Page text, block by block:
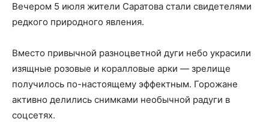
Вечером 5 июля жители Саратова стали свидетелями
редкого природного явления.
Вместо привычной разноцветной дуги небо украсили
изящные розовые и коралловые арки — зрелище
получилось по-настоящему эффектным. Горожане
активно делились снимками необычной радуги в
соцсетях.